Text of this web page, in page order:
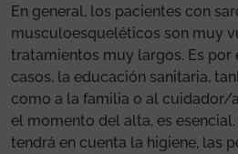
En general, los pacientes con
musculoesqueléticos son muy
tratamientos muy largos. Es por
casos, la educación sanitaria,
como a la familia o al cuidador/
el momento del alta, es
tendrá en cuenta la higiene, las